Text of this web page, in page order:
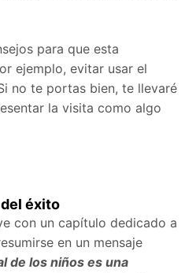
para que esta
ejemplo, evitar usar el
no te portas bien, te llevaré
la visita como algo
éxito
con un capítulo dedicado a
en un mensaje
de los niños es una